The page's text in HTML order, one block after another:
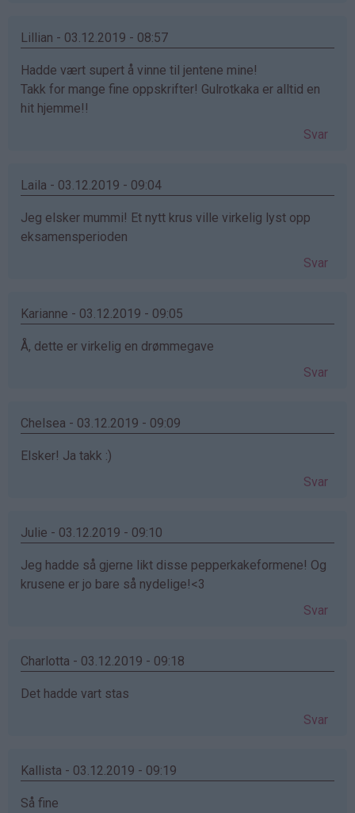
Lillian - 03.12.2019 - 08:57
Hadde vært supert å vinne til jentene mine!
Takk for mange fine oppskrifter! Gulrotkaka er alltid en
hit hjemme!!
Svar
Laila - 03.12.2019 - 09:04
Jeg elsker mummi! Et nytt krus ville virkelig lyst opp
eksamensperioden
Svar
Karianne - 03.12.2019 - 09:05
Å, dette er virkelig en drømmegave
Svar
Chelsea - 03.12.2019 - 09:09
Elsker! Ja takk :)
Svar
Julie - 03.12.2019 - 09:10
Jeg hadde så gjerne likt disse pepperkakeformene! Og
krusene er jo bare så nydelige!<3
Svar
Charlotta - 03.12.2019 - 09:18
Det hadde vart stas
Svar
Kallista - 03.12.2019 - 09:19
Så fine